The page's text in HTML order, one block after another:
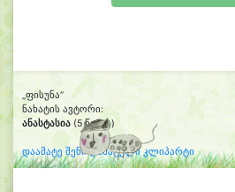
„ფისუნა“
ნახატის ავტორი:
ანასტასია (5 წლის)
დაამატე შენი დახატული კლიპარტი